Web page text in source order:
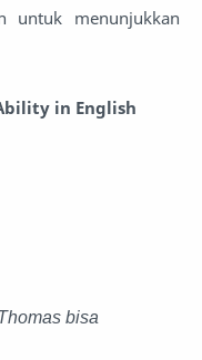
untuk menunjukkan
in English
bisa